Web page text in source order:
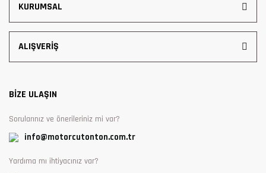
KURUMSAL
ALIŞVERİŞ
BİZE ULAŞIN
Sorularınız ve önerileriniz mi var?
info@motorcutonton.com.tr
Yardıma mı ihtiyacınız var?